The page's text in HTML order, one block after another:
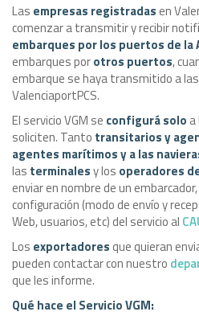
Las empresas registradasen
comenzar a transmitir y recibir
embarques por los puertos de la
embarques porotros puertos,
embarque se haya transmitido a
ValenciaportPCS.
El servicio VGM se configurá solo
soliciten. Tanto transitarios y
agentes marítimos y a las
las terminalesy los operadores
enviar en nombre de un
configuración (modo de envío y
Web, usuarios, etc) del servicio al
Los exportadoresque quieran
pueden contactar con nuestro
que les informe.
Qué hace el Servicio VGM: